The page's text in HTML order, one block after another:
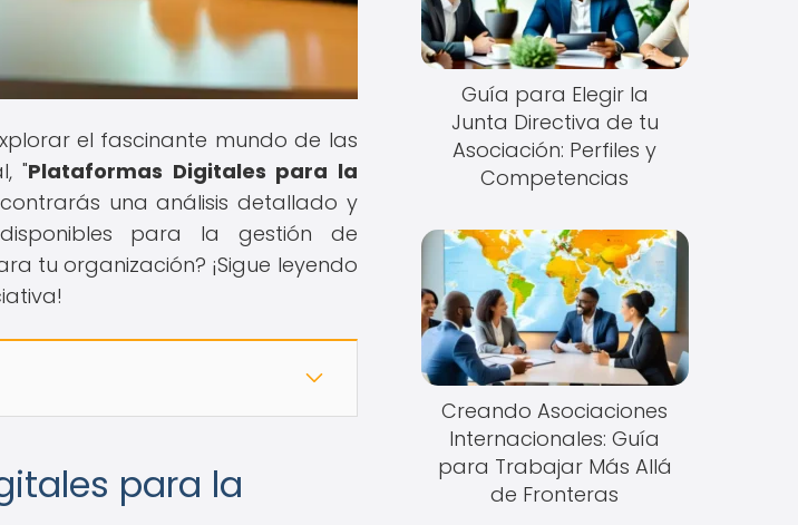
el fascinante mundo de las
"Plataformas Digitales para la
una análisis detallado y
para la gestión de
tu organización? ¡Sigue leyendo
para la
Guía para Elegir la
Junta Directiva de tu
Asociación: Perfiles y
Competencias
Creando Asociaciones
Internacionales: Guía
para Trabajar Más Allá
de Fronteras